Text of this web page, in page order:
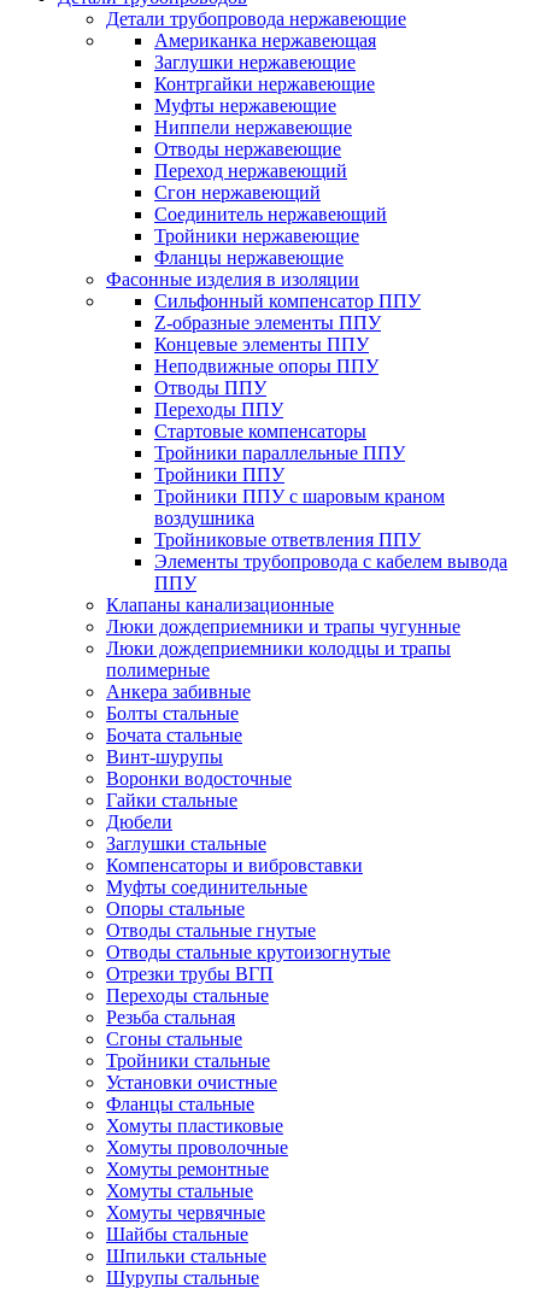
Детали трубопровода нержавеющие
Американка нержавеющая
Заглушки нержавеющие
Контргайки нержавеющие
Муфты нержавеющие
Ниппели нержавеющие
Отводы нержавеющие
Переход нержавеющий
Сгон нержавеющий
Соединитель нержавеющий
Тройники нержавеющие
Фланцы нержавеющие
Фасонные изделия в изоляции
Cильфонный компенсатор ППУ
Z-образные элементы ППУ
Концевые элементы ППУ
Неподвижные опоры ППУ
Отводы ППУ
Переходы ППУ
Стартовые компенсаторы
Тройники параллельные ППУ
Тройники ППУ
Тройники ППУ с шаровым краном
воздушника
Тройниковые ответвления ППУ
Элементы трубопровода с кабелем вывода
ППУ
Клапаны канализационные
Люки дождеприемники и трапы чугунные
Люки дождеприемники колодцы и трапы
полимерные
Анкера забивные
Болты стальные
Бочата стальные
Винт-шурупы
Воронки водосточные
Гайки стальные
Дюбели
Заглушки стальные
Компенсаторы и вибровставки
Муфты соединительные
Опоры стальные
Отводы стальные гнутые
Отводы стальные крутоизогнутые
Отрезки трубы ВГП
Переходы стальные
Резьба стальная
Сгоны стальные
Тройники стальные
Установки очистные
Фланцы стальные
Хомуты пластиковые
Хомуты проволочные
Хомуты ремонтные
Хомуты стальные
Хомуты червячные
Шайбы стальные
Шпильки стальные
Шурупы стальные